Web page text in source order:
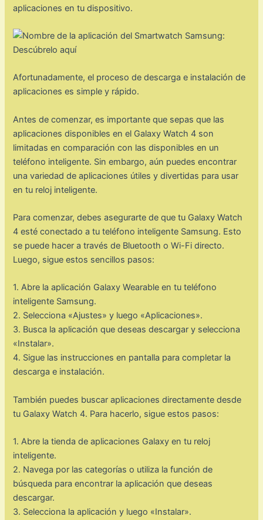
aplicaciones en tu dispositivo.
Afortunadamente, el proceso de descarga e instalación de
aplicaciones es simple y rápido.
Antes de comenzar, es importante que sepas que las
aplicaciones disponibles en el Galaxy Watch 4 son
limitadas en comparación con las disponibles en un
teléfono inteligente. Sin embargo, aún puedes encontrar
una variedad de aplicaciones útiles y divertidas para usar
en tu reloj inteligente.
Para comenzar, debes asegurarte de que tu Galaxy Watch
4 esté conectado a tu teléfono inteligente Samsung. Esto
se puede hacer a través de Bluetooth o Wi-Fi directo.
Luego, sigue estos sencillos pasos:
1. Abre la aplicación Galaxy Wearable en tu teléfono
inteligente Samsung.
2. Selecciona «Ajustes» y luego «Aplicaciones».
3. Busca la aplicación que deseas descargar y selecciona
«Instalar».
4. Sigue las instrucciones en pantalla para completar la
descarga e instalación.
También puedes buscar aplicaciones directamente desde
tu Galaxy Watch 4. Para hacerlo, sigue estos pasos:
1. Abre la tienda de aplicaciones Galaxy en tu reloj
inteligente.
2. Navega por las categorías o utiliza la función de
búsqueda para encontrar la aplicación que deseas
descargar.
3. Selecciona la aplicación y luego «Instalar».